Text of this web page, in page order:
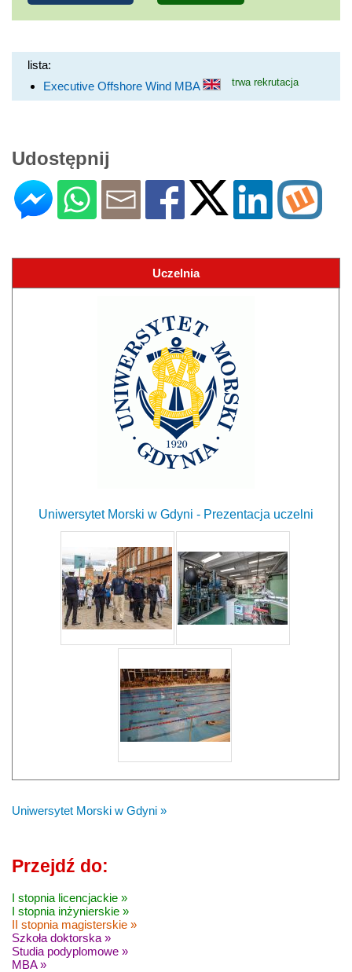
lista:
Executive Offshore Wind MBA
trwa rekrutacja
Udostępnij
Uczelnia
Uniwersytet Morski w Gdyni - Prezentacja uczelni
Uniwersytet Morski w Gdyni »
Przejdź do:
I stopnia licencjackie »
I stopnia inżynierskie »
II stopnia magisterskie »
Szkoła doktorska »
Studia podyplomowe »
MBA »